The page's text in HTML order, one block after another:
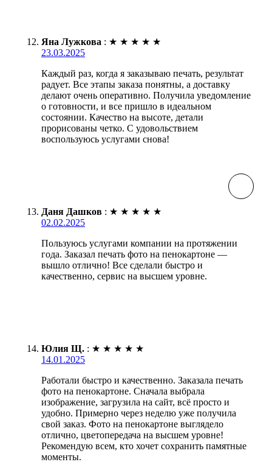
Яна Лужкова : ★ ★ ★ ★ ★
23.03.2025
Каждый раз, когда я заказываю печать, результат
радует. Все этапы заказа понятны, а доставку
делают очень оперативно. Получила уведомление
о готовности, и все пришло в идеальном
состоянии. Качество на высоте, детали
прорисованы четко. С удовольствием
воспользуюсь услугами снова!
Даня Дашков : ★ ★ ★ ★ ★
02.02.2025
Пользуюсь услугами компании на протяжении
года. Заказал печать фото на пенокартоне —
вышло отлично! Все сделали быстро и
качественно, сервис на высшем уровне.
Юлия Щ. : ★ ★ ★ ★ ★
14.01.2025
Работали быстро и качественно. Заказала печать
фото на пенокартоне. Сначала выбрала
изображение, загрузила на сайт, всё просто и
удобно. Примерно через неделю уже получила
свой заказ. Фото на пенокартоне выглядело
отлично, цветопередача на высшем уровне!
Рекомендую всем, кто хочет сохранить памятные
моменты.